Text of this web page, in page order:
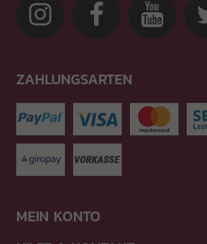
ZAHLUNGSARTEN
MEIN KONTO